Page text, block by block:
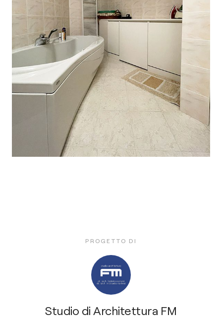
PROGETTO DI
Studio di Architettura FM